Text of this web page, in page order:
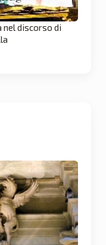
nel discorso di